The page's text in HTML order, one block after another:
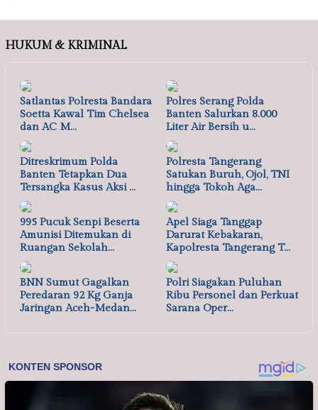
HUKUM & KRIMINAL
Satlantas Polresta Bandara
Soetta Kawal Tim Chelsea
dan AC M…
Polres Serang Polda
Banten Salurkan 8.000
Liter Air Bersih u…
Ditreskrimum Polda
Banten Tetapkan Dua
Tersangka Kasus Aksi …
Polresta Tangerang
Satukan Buruh, Ojol, TNI
hingga Tokoh Aga…
995 Pucuk Senpi Beserta
Amunisi Ditemukan di
Ruangan Sekolah…
Apel Siaga Tanggap
Darurat Kebakaran,
Kapolresta Tangerang T…
BNN Sumut Gagalkan
Peredaran 92 Kg Ganja
Jaringan Aceh-Medan…
Polri Siagakan Puluhan
Ribu Personel dan Perkuat
Sarana Oper…